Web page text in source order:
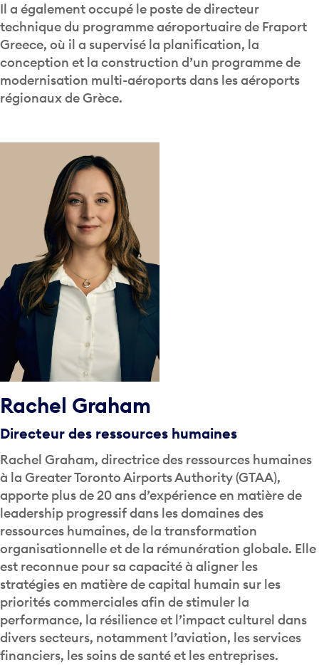
Il a également occupé le poste de directeur
technique du programme aéroportuaire de Fraport
Greece, où il a supervisé la planification, la
conception et la construction d’un programme de
modernisation multi-aéroports dans les aéroports
régionaux de Grèce.
Rachel Graham
Directeur des ressources humaines
Rachel Graham, directrice des ressources humaines
à la Greater Toronto Airports Authority (GTAA),
apporte plus de 20 ans d’expérience en matière de
leadership progressif dans les domaines des
ressources humaines, de la transformation
organisationnelle et de la rémunération globale. Elle
est reconnue pour sa capacité à aligner les
stratégies en matière de capital humain sur les
priorités commerciales afin de stimuler la
performance, la résilience et l’impact culturel dans
divers secteurs, notamment l’aviation, les services
financiers, les soins de santé et les entreprises.